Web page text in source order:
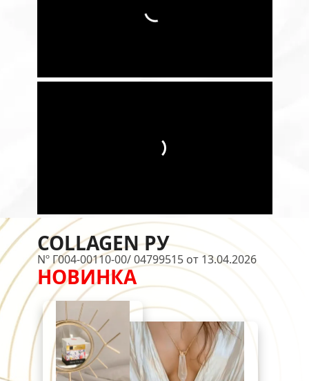
COLLAGEN РУ
НОВИНКА
Nº Г004-00110-00/ 04799515 от 13.04.2026